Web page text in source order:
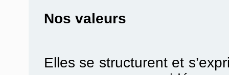
Nos valeurs
Elles se structurent et